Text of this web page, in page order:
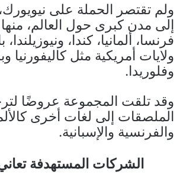
ولم تقتصر الحملة على
إلى مدن كبرى حول العالم، منها
فرنسا، ألمانيا، كندا،
ولايات أمريكية مثل كاليفورنيا
وفلوريدا.
وقد تلقت المجموعة عروضًا
الملصقات إلى لغات أخرى
والفرنسية والإسبانية.
الشركات المستهدفة